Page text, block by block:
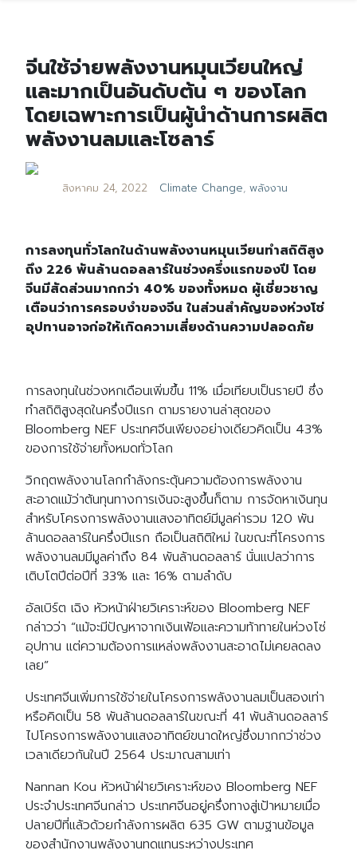
จีนใช้จ่ายพลังงานหมุนเวียนใหญ่
และมากเป็นอันดับต้น ๆ ของโลก
โดยเฉพาะการเป็นผู้นำด้านการผลิต
พลังงานลมและโซลาร์
สิงหาคม 24, 2022 Climate Change, พลังงาน
การลงทุนทั่วโลกในด้านพลังงานหมุนเวียนทำสถิติสูง
ถึง 226 พันล้านดอลลาร์ในช่วงครึ่งแรกของปี โดย
จีนมีสัดส่วนมากกว่า 40% ของทั้งหมด ผู้เชี่ยวชาญ
เตือนว่าการครอบงำของจีน ในส่วนสำคัญของห่วงโซ่
อุปทานอาจก่อให้เกิดความเสี่ยงด้านความปลอดภัย
การลงทุนในช่วงหกเดือนเพิ่มขึ้น 11% เมื่อเทียบเป็นรายปี ซึ่ง
ทำสถิติสูงสุดในครึ่งปีแรก ตามรายงานล่าสุดของ
Bloomberg NEF ประเทศจีนเพียงอย่างเดียวคิดเป็น 43%
ของการใช้จ่ายทั้งหมดทั่วโลก
วิกฤตพลังงานโลกกำลังกระตุ้นความต้องการพลังงาน
สะอาดแม้ว่าต้นทุนทางการเงินจะสูงขึ้นก็ตาม การจัดหาเงินทุน
สำหรับโครงการพลังงานแสงอาทิตย์มีมูลค่ารวม 120 พัน
ล้านดอลลาร์ในครึ่งปีแรก ถือเป็นสถิติใหม่ ในขณะที่โครงการ
พลังงานลมมีมูลค่าถึง 84 พันล้านดอลลาร์ นั่นแปลว่าการ
เติบโตปีต่อปีที่ 33% และ 16% ตามลำดับ
อัลเบิร์ต เฉิง หัวหน้าฝ่ายวิเคราะห์ของ Bloomberg NEF
กล่าวว่า “แม้จะมีปัญหาจากเงินเฟ้อและความท้าทายในห่วงโซ่
อุปทาน แต่ความต้องการแหล่งพลังงานสะอาดไม่เคยลดลง
เลย”
ประเทศจีนเพิ่มการใช้จ่ายในโครงการพลังงานลมเป็นสองเท่า
หรือคิดเป็น 58 พันล้านดอลลาร์ในขณะที่ 41 พันล้านดอลลาร์
ไปโครงการพลังงานแสงอาทิตย์ขนาดใหญ่ซึ่งมากกว่าช่วง
เวลาเดียวกันในปี 2564 ประมาณสามเท่า
Nannan Kou หัวหน้าฝ่ายวิเคราะห์ของ Bloomberg NEF
ประจำประเทศจีนกล่าว ประเทศจีนอยู่ครึ่งทางสู่เป้าหมายเมื่อ
ปลายปีที่แล้วด้วยกำลังการผลิต 635 GW ตามฐานข้อมูล
ของสำนักงานพลังงานทดแทนระหว่างประเทศ